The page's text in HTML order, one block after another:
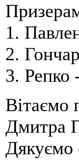
1.
2.
3. Репко
Вітаємо
Дмитра
Дякуємо